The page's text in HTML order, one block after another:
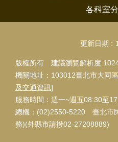
各科室
更新日期
版權所有 建議瀏覽解析度
機關地址：103012臺北市大同
及交通資訊]
服務時間：週一~週五08:30至
總機：(02)2550-5220 臺北市
務)(外縣市請撥02-27208889)